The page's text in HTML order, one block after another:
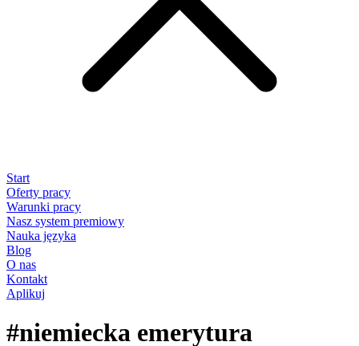
Start
Oferty pracy
Warunki pracy
Nasz system premiowy
Nauka języka
Blog
O nas
Kontakt
Aplikuj
#niemiecka emerytura